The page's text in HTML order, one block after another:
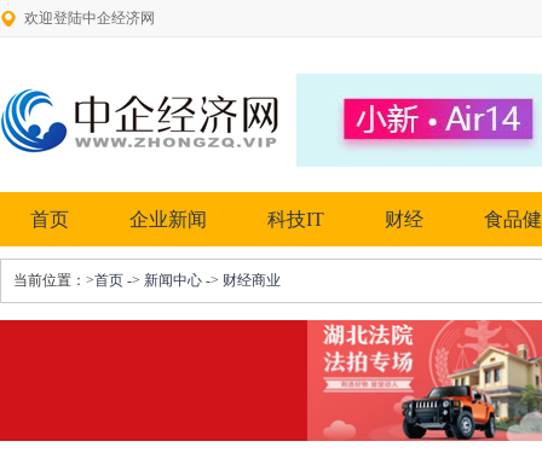
欢迎登陆中企经济网
首页 企业新闻 科技IT 财经 食品
当前位置： >首页 -> 新闻中心 -> 财经商业